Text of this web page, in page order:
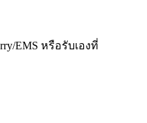
EMS หรือรับเองที่